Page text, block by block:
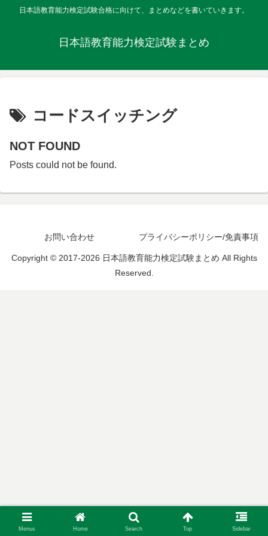
日本語教育能力検定試験合格に向けて、まとめなどを書いていきます。
日本語教育能力検定試験まとめ
コードスイッチング
NOT FOUND
Posts could not be found.
お問い合わせ プライバシーポリシー/免責事項
Copyright © 2017-2026 日本語教育能力検定試験まとめ All Rights
Reserved.
Menus Home Search Top Sidebar